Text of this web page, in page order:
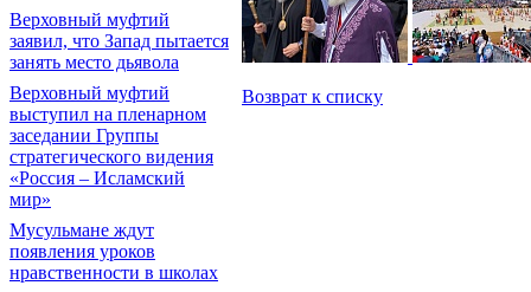
Верховный муфтий
заявил, что Запад пытается
занять место дьявола
Верховный муфтий
выступил на пленарном
заседании Группы
стратегического видения
«Россия – Исламский
мир»
Мусульмане ждут
появления уроков
нравственности в школах
Возврат к списку